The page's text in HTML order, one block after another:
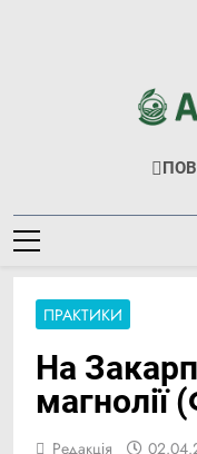
ПРАКТИКИ
На
магнолії
Редакція